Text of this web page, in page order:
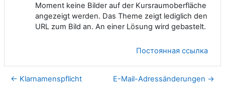
Moment keine Bilder auf der Kursraumoberfläche
angezeigt werden. Das Theme zeigt lediglich den
URL zum Bild an. An einer Lösung wird gebastelt.
Постоянная ссылка
← Klarnamenspflicht E-Mail-Adressänderungen →